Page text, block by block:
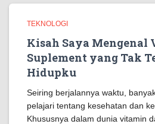
TEKNOLOGI
Kisah Saya Mengenal
Suplement yang Tak
Hidupku
Seiring berjalannya waktu,
pelajari tentang kesehatan dan
Khususnya dalam dunia vitamin